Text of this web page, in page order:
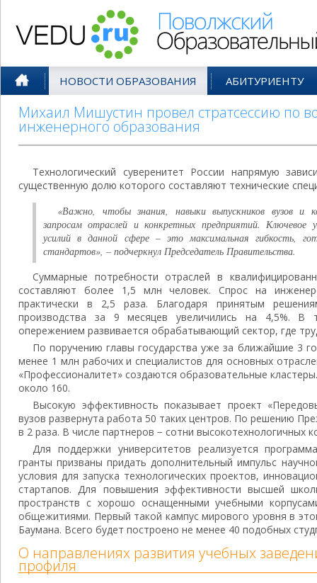
НОВОСТИ ОБРАЗОВАНИЯ АБИТУРИЕНТУ
Михаил Мишустин провел стратсессию по
инженерного образования
Технологический суверенитет России напрямую
существенную долю которого составляют технические
«Важно, чтобы знания, навыки выпускников вузов и
запросам отраслей и конкретных предприятий.
усилий в данной сфере – это максимальная гибкость,
стандартов», – подчеркнул Председатель Правительства.
Суммарные потребности отраслей в
составляют более 1,5 млн человек. Спрос на
практически в 2,5 раза. Благодаря принятым
производства за 9 месяцев увеличились на 4,5%. В
опережением развивается обрабатывающий сектор, где
По поручению главы государства уже за ближайшие 3
менее 1 млн рабочих и специалистов для основных
«Профессионалитет» создаются образовательные
около 160.
Высокую эффективность показывает проект
вузов развернута работа 50 таких центров. По решению
в 2 раза. В числе партнеров − сотни высокотехнологичных
Для поддержки университетов реализуется
гранты призваны придать дополнительный импульс
условия для запуска технологических проектов,
стартапов. Для повышения эффективности высшей
пространств с хорошо оснащенными учебными
общежитиями. Первый такой кампус мирового уровня в
Баумана. Всего будет построено не менее 40 подобных
О направлениях развития учебных
профиля